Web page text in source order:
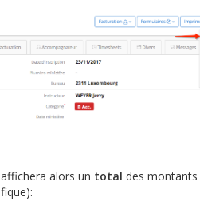
alors un total des